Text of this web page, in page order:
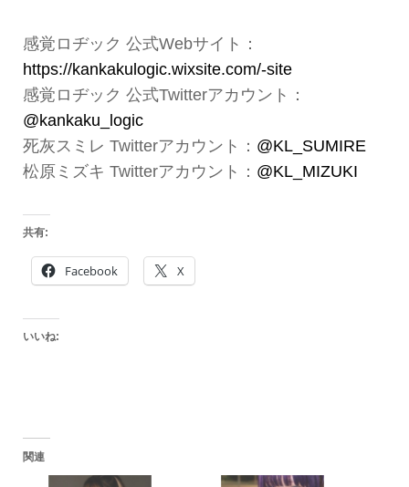
感覚ロヂック 公式Webサイト：
https://kankakulogic.wixsite.com/-site
感覚ロヂック 公式Twitterアカウント：
@kankaku_logic
死灰スミレ Twitterアカウント： @KL_SUMIRE
松原ミズキ Twitterアカウント： @KL_MIZUKI
共有:
Facebook X
いいね:
関連